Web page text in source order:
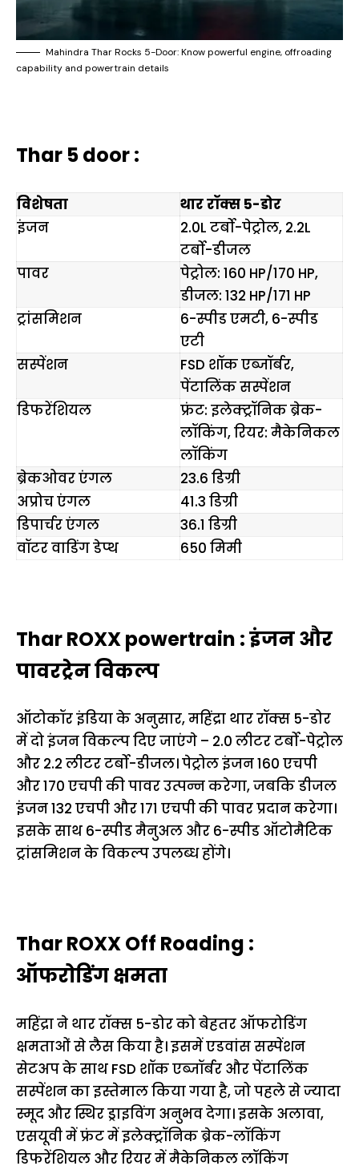
Mahindra Thar Rocks 5-Door: Know powerful engine, offroading
capability and powertrain details
Thar 5 door :
विशेषता
थार रॉक्स 5-डोर
इंजन
2.0L टर्बो-पेट्रोल, 2.2L
टर्बो-डीजल
पावर
पेट्रोल: 160 HP/170 HP,
डीजल: 132 HP/171 HP
ट्रांसमिशन
6-स्पीड एमटी, 6-स्पीड
एटी
सस्पेंशन
FSD शॉक एब्जॉर्बर,
पेंटालिंक सस्पेंशन
डिफरेंशियल
फ्रंट: इलेक्ट्रॉनिक ब्रेक-
लॉकिंग, रियर: मैकेनिकल
लॉकिंग
ब्रेकओवर एंगल
23.6 डिग्री
अप्रोच एंगल
41.3 डिग्री
डिपार्चर एंगल
36.1 डिग्री
वॉटर वाडिंग डेप्थ
650 मिमी
Thar ROXX powertrain : इंजन और
पावरट्रेन विकल्प
ऑटोकॉर इंडिया के अनुसार, महिंद्रा थार रॉक्स 5-डोर
में दो इंजन विकल्प दिए जाएंगे – 2.0 लीटर टर्बो-पेट्रोल
और 2.2 लीटर टर्बो-डीजल। पेट्रोल इंजन 160 एचपी
और 170 एचपी की पावर उत्पन्न करेगा, जबकि डीजल
इंजन 132 एचपी और 171 एचपी की पावर प्रदान करेगा।
इसके साथ 6-स्पीड मैनुअल और 6-स्पीड ऑटोमैटिक
ट्रांसमिशन के विकल्प उपलब्ध होंगे।
Thar ROXX Off Roading :
ऑफरोडिंग क्षमता
महिंद्रा ने थार रॉक्स 5-डोर को बेहतर ऑफरोडिंग
क्षमताओं से लैस किया है। इसमें एडवांस सस्पेंशन
सेटअप के साथ FSD शॉक एब्जॉर्बर और पेंटालिंक
सस्पेंशन का इस्तेमाल किया गया है, जो पहले से ज्यादा
स्मूद और स्थिर ड्राइविंग अनुभव देगा। इसके अलावा,
एसयूवी में फ्रंट में इलेक्ट्रॉनिक ब्रेक-लॉकिंग
डिफरेंशियल और रियर में मैकेनिकल लॉकिंग